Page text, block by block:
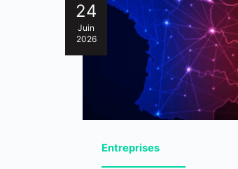
24
Juin
2026
Entreprises